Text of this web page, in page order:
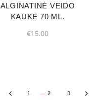
ALGINATINĖ VEIDO
KAUKĖ 70 ML.
€15.00
1 2 3